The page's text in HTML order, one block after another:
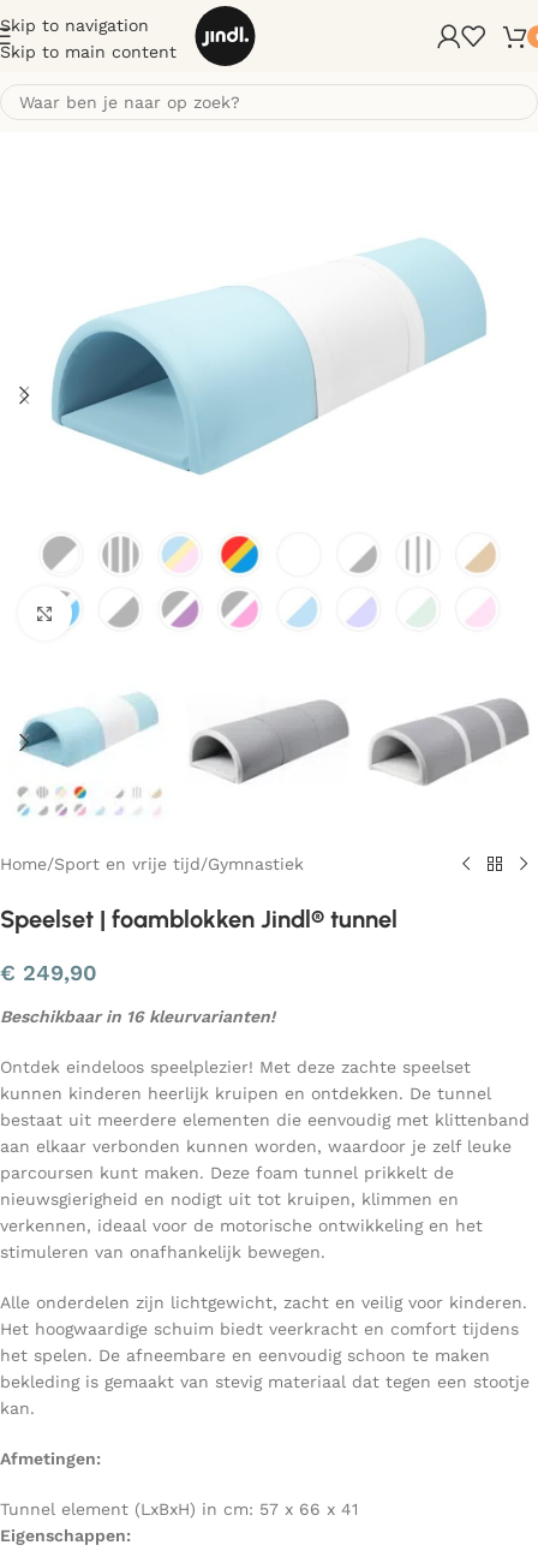
Skip to navigation
Skip to main content
Klik om te vergroten
Home/Sport en vrije tijd/Gymnastiek
Speelset | foamblokken Jindl® tunnel
€ 249,90
Beschikbaar in 16 kleurvarianten!
Ontdek eindeloos speelplezier! Met deze zachte speelset
kunnen kinderen heerlijk kruipen en ontdekken. De tunnel
bestaat uit meerdere elementen die eenvoudig met klittenband
aan elkaar verbonden kunnen worden, waardoor je zelf leuke
parcoursen kunt maken. Deze foam tunnel prikkelt de
nieuwsgierigheid en nodigt uit tot kruipen, klimmen en
verkennen, ideaal voor de motorische ontwikkeling en het
stimuleren van onafhankelijk bewegen.
Alle onderdelen zijn lichtgewicht, zacht en veilig voor kinderen.
Het hoogwaardige schuim biedt veerkracht en comfort tijdens
het spelen. De afneembare en eenvoudig schoon te maken
bekleding is gemaakt van stevig materiaal dat tegen een stootje
kan.
Afmetingen:
Tunnel element (LxBxH) in cm: 57 x 66 x 41
Eigenschappen: